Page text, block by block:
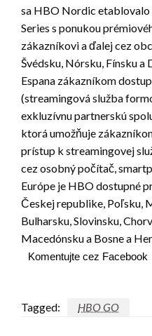
sa HBO Nordic etablovalo
Series s ponukou
zákazníkovi a ďalej cez
Švédsku, Nórsku, Fínsku a
Espana zákazníkom
(streamingová služba
exkluzívnu partnerskú
ktorá umožňuje
prístup k streamingovej
cez osobný počítač,
Európe je HBO dostupné
Českej republike, Poľsku,
Bulharsku, Slovinsku,
Macedónsku a Bosne a
Komentujte cez Facebook
Tagged: HBO GO